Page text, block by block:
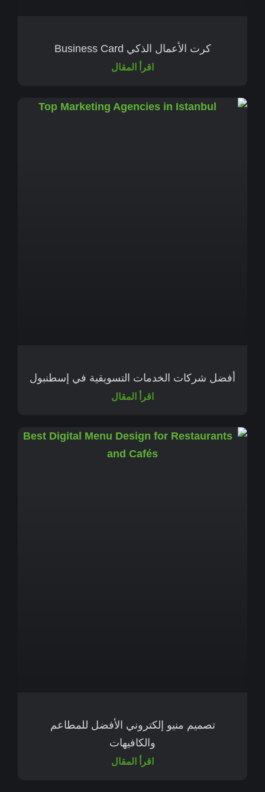
كرت الأعمال الذكي Business Card
اقرأ المقال
أفضل شركات الخدمات التسويقية في إسطنبول
اقرأ المقال
تصميم منيو إلكتروني الأفضل للمطاعم
والكافيهات
اقرأ المقال